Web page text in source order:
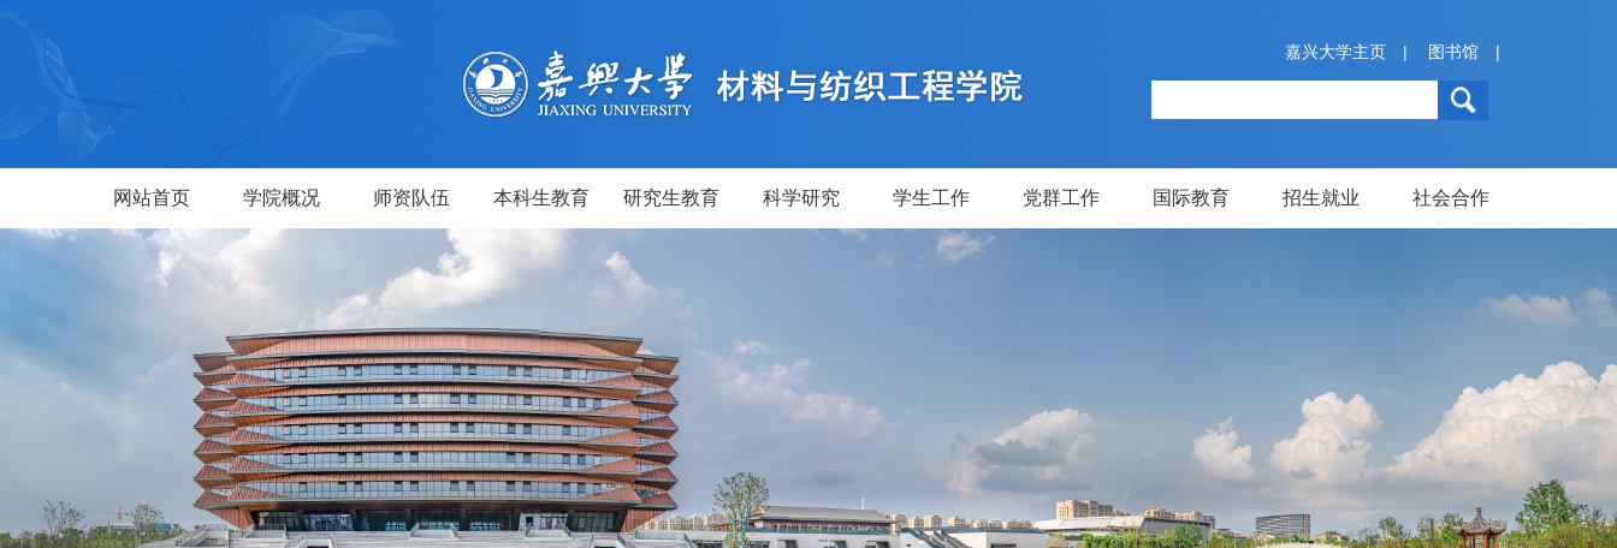
嘉兴大学主页 | 图书馆 |
网站首页 学院概况 师资队伍 本科生教育 研究生教育 科学研究 学生工作 党群工作 国际教育 招生就业 社会合作